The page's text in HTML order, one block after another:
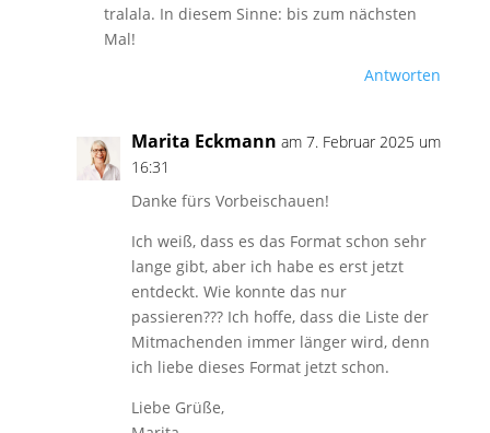
tralala. In diesem Sinne: bis zum nächsten
Mal!
Antworten
Marita Eckmann am 7. Februar 2025 um
16:31
Danke fürs Vorbeischauen!
Ich weiß, dass es das Format schon sehr
lange gibt, aber ich habe es erst jetzt
entdeckt. Wie konnte das nur
passieren??? Ich hoffe, dass die Liste der
Mitmachenden immer länger wird, denn
ich liebe dieses Format jetzt schon.
Liebe Grüße,